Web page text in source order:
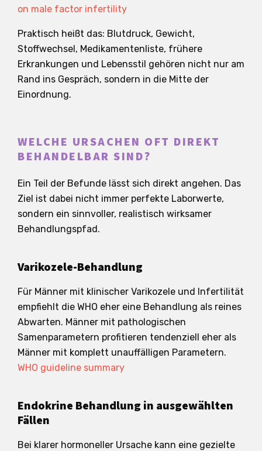
on male factor infertility
Praktisch heißt das: Blutdruck, Gewicht,
Stoffwechsel, Medikamentenliste, frühere
Erkrankungen und Lebensstil gehören nicht nur am
Rand ins Gespräch, sondern in die Mitte der
Einordnung.
WELCHE URSACHEN OFT DIREKT
BEHANDELBAR SIND?
Ein Teil der Befunde lässt sich direkt angehen. Das
Ziel ist dabei nicht immer perfekte Laborwerte,
sondern ein sinnvoller, realistisch wirksamer
Behandlungspfad.
Varikozele-Behandlung
Für Männer mit klinischer Varikozele und Infertilität
empfiehlt die WHO eher eine Behandlung als reines
Abwarten. Männer mit pathologischen
Samenparametern profitieren tendenziell eher als
Männer mit komplett unauffälligen Parametern.
WHO guideline summary
Endokrine Behandlung in ausgewählten
Fällen
Bei klarer hormoneller Ursache kann eine gezielte